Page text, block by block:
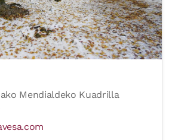
Mendialdeko Kuadrilla